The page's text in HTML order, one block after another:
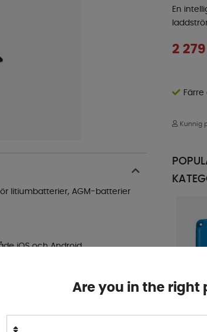
En
2 279
Kunnig
litiumbatterier, AGM-batterier
iOS och Android
stora fördelar vid växlande
vid partiell skuggning. När
effektpunkter förekomma
Are you in the right